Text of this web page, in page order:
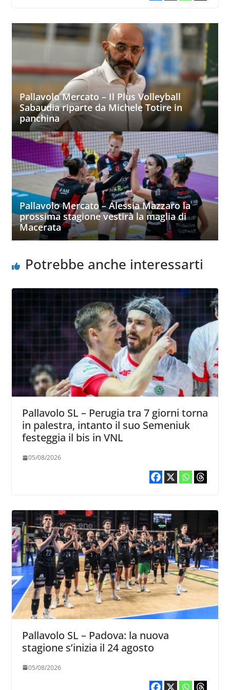
Pallavolo Mercato – Il Plus Volleyball
Sabaudia riparte da Michele Totire in
panchina
Pallavolo Mercato – Alessia Mazzaro la
prossima stagione vestirà la maglia di
Macerata
Potrebbe anche interessarti
Pallavolo SL – Perugia tra 7 giorni torna
in palestra, intanto il suo Semeniuk
festeggia il bis in VNL
05/08/2026
Pallavolo SL – Padova: la nuova
stagione s’inizia il 24 agosto
05/08/2026